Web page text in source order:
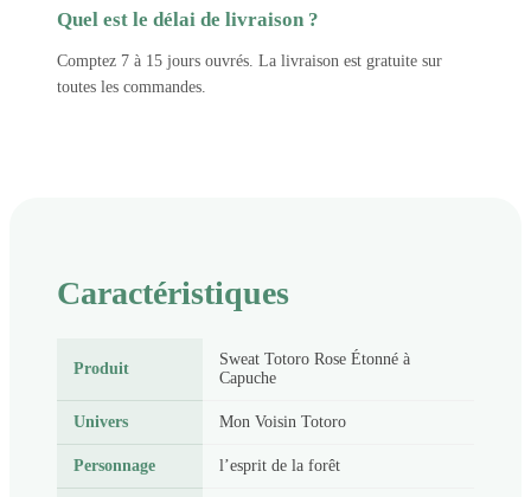
Quel est le délai de livraison ?
Comptez 7 à 15 jours ouvrés. La livraison est gratuite sur
toutes les commandes.
Caractéristiques
Produit
Sweat Totoro Rose Étonné à
Capuche
Univers Mon Voisin Totoro
Personnage l’esprit de la forêt